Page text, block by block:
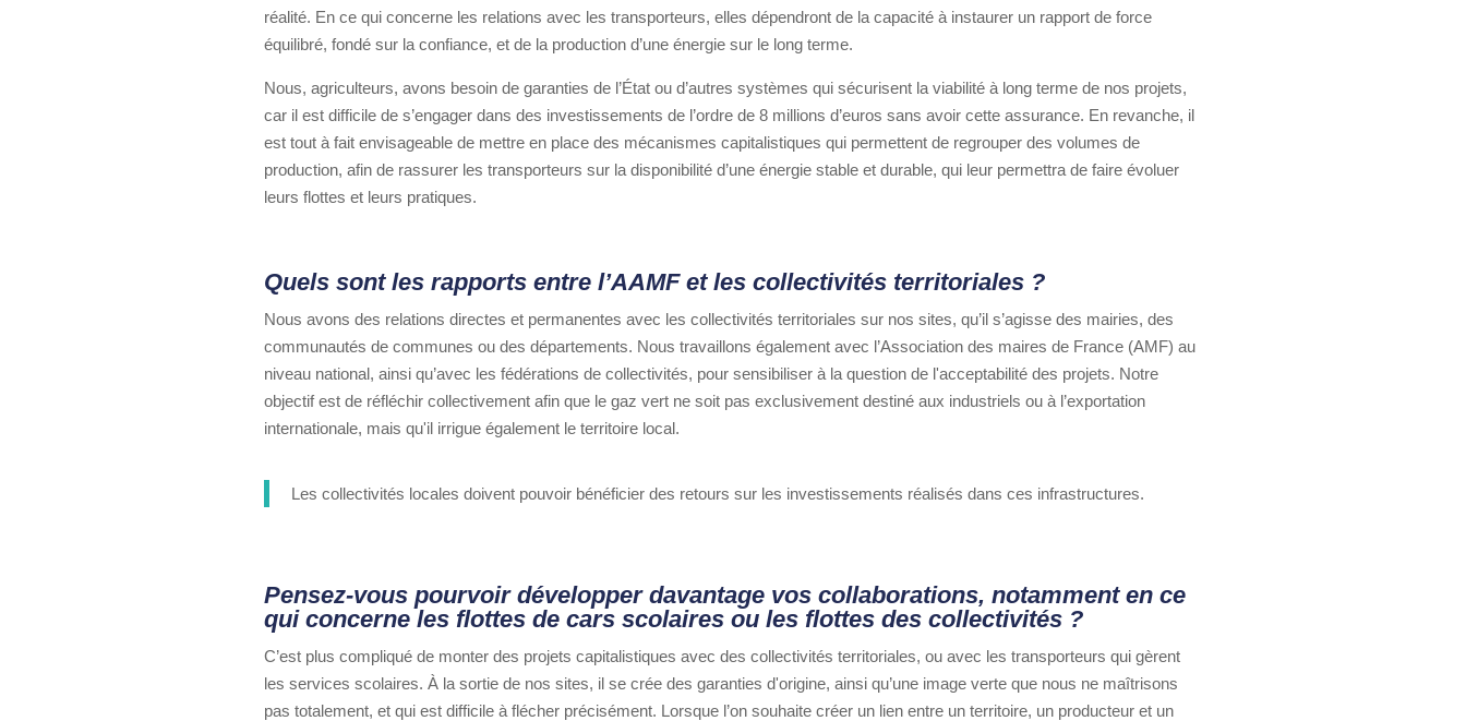
réalité. En ce qui concerne les relations avec les transporteurs, elles dépendront de la capacité à instaurer un rapport de force
équilibré, fondé sur la confiance, et de la production d’une énergie sur le long terme.
Nous, agriculteurs, avons besoin de garanties de l’État ou d’autres systèmes qui sécurisent la viabilité à long terme de nos projets,
car il est difficile de s’engager dans des investissements de l’ordre de 8 millions d’euros sans avoir cette assurance. En revanche, il
est tout à fait envisageable de mettre en place des mécanismes capitalistiques qui permettent de regrouper des volumes de
production, afin de rassurer les transporteurs sur la disponibilité d’une énergie stable et durable, qui leur permettra de faire évoluer
leurs flottes et leurs pratiques.
Quels sont les rapports entre l’AAMF et les collectivités territoriales ?
Nous avons des relations directes et permanentes avec les collectivités territoriales sur nos sites, qu’il s’agisse des mairies, des
communautés de communes ou des départements. Nous travaillons également avec l’Association des maires de France (AMF) au
niveau national, ainsi qu’avec les fédérations de collectivités, pour sensibiliser à la question de l'acceptabilité des projets. Notre
objectif est de réfléchir collectivement afin que le gaz vert ne soit pas exclusivement destiné aux industriels ou à l’exportation
internationale, mais qu'il irrigue également le territoire local.
Les collectivités locales doivent pouvoir bénéficier des retours sur les investissements réalisés dans ces infrastructures.
Pensez-vous pourvoir développer davantage vos collaborations, notamment en ce
qui concerne les flottes de cars scolaires ou les flottes des collectivités ?
C’est plus compliqué de monter des projets capitalistiques avec des collectivités territoriales, ou avec les transporteurs qui gèrent
les services scolaires. À la sortie de nos sites, il se crée des garanties d'origine, ainsi qu’une image verte que nous ne maîtrisons
pas totalement, et qui est difficile à flécher précisément. Lorsque l’on souhaite créer un lien entre un territoire, un producteur et un